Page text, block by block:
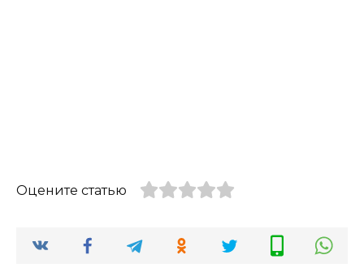
Оцените статью